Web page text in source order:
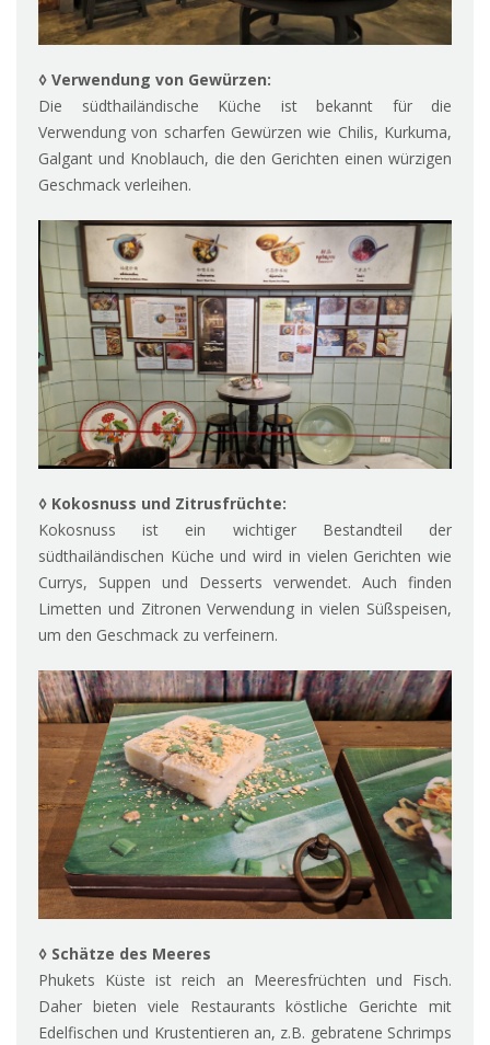
◊ Verwendung von Gewürzen:
Die südthailändische Küche ist bekannt für die
Verwendung von scharfen Gewürzen wie Chilis, Kurkuma,
Galgant und Knoblauch, die den Gerichten einen würzigen
Geschmack verleihen.
◊ Kokosnuss und Zitrusfrüchte:
Kokosnuss ist ein wichtiger Bestandteil der
südthailändischen Küche und wird in vielen Gerichten wie
Currys, Suppen und Desserts verwendet. Auch finden
Limetten und Zitronen Verwendung in vielen Süßspeisen,
um den Geschmack zu verfeinern.
◊ Schätze des Meeres
Phukets Küste ist reich an Meeresfrüchten und Fisch.
Daher bieten viele Restaurants köstliche Gerichte mit
Edelfischen und Krustentieren an, z.B. gebratene Schrimps